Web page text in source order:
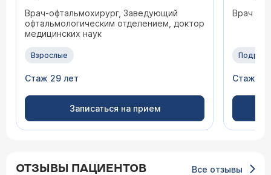
Врач-офтальмохирург, Заведующий
офтальмологическим отделением, доктор
медицинских наук
Взрослые
Стаж 29 лет
Записаться на прием
Врач
Стаж 12
ОТЗЫВЫ ПАЦИЕНТОВ Все отзывы